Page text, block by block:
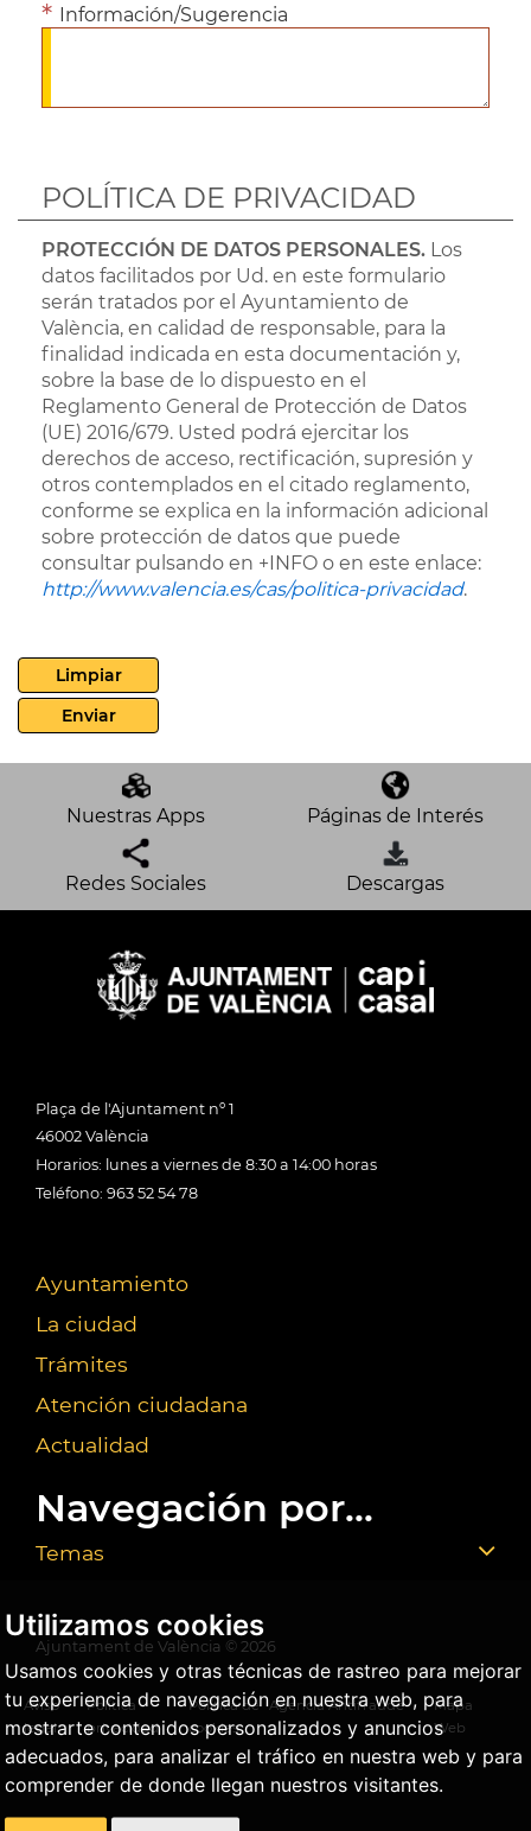
Utilizamos cookies
Usamos cookies y otras técnicas de rastreo para mejorar
tu experiencia de navegación en nuestra web, para
mostrarte contenidos personalizados y anuncios
adecuados, para analizar el tráfico en nuestra web y para
comprender de donde llegan nuestros visitantes.
Información/Sugerencia
POLÍTICA DE PRIVACIDAD
PROTECCIÓN DE DATOS PERSONALES. Los
datos facilitados por Ud. en este formulario
serán tratados por el Ayuntamiento de
València, en calidad de responsable, para la
finalidad indicada en esta documentación y,
sobre la base de lo dispuesto en el
Reglamento General de Protección de Datos
(UE) 2016/679. Usted podrá ejercitar los
derechos de acceso, rectificación, supresión y
otros contemplados en el citado reglamento,
conforme se explica en la información adicional
sobre protección de datos que puede
consultar pulsando en +INFO o en este enlace:
http://www.valencia.es/cas/politica-privacidad.
Limpiar
Enviar
Nuestras Apps Páginas de Interés
Redes Sociales Descargas
Plaça de l'Ajuntament nº 1
46002 València
Horarios: lunes a viernes de 8:30 a 14:00 horas
Teléfono: 963 52 54 78
Ayuntamiento
La ciudad
Trámites
Atención ciudadana
Actualidad
Navegación por...
Temas
Ajuntament de València © 2026
Aviso
legal
Política
privacidad
Política de
cookies
Agencia Antifraude
Mapa
Web